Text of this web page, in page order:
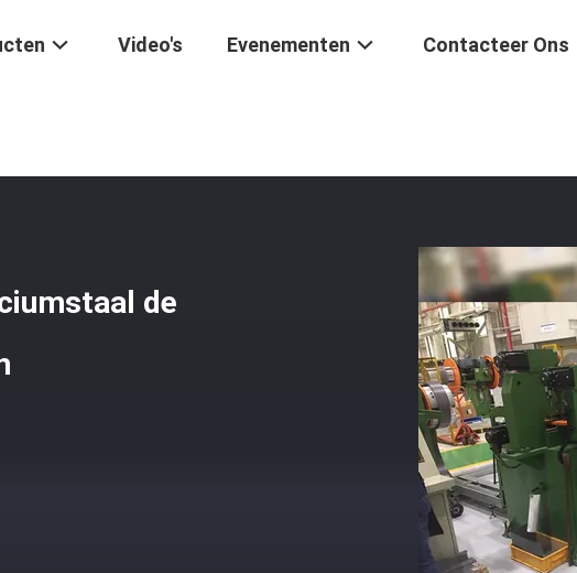
Video's Evenementen Contacteer Ons
de